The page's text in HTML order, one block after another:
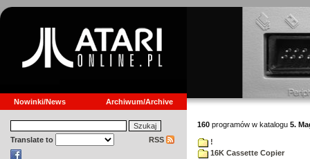
Nowinki/News Archiwum/Archive
Translate to RSS
160 programów w katalogu 5.
!
16K Cassette Copier